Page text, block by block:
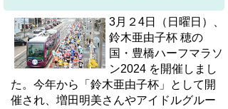
3月２4日（日曜日）、
鈴木亜由子杯 穂の
国・豊橋ハーフマラソ
ン2024 を開催しまし
た。今年から「鈴木亜由子杯」として開
催され、増田明美さんやアイドルグルー